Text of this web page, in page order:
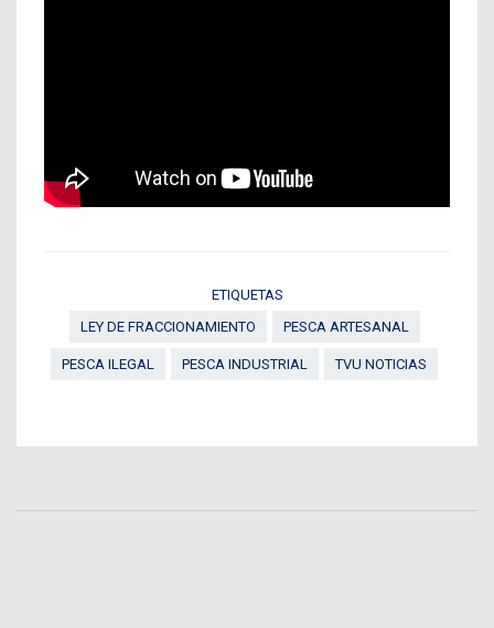
ETIQUETAS
LEY DE FRACCIONAMIENTO
PESCA ARTESANAL
PESCA ILEGAL PESCA INDUSTRIAL TVU NOTICIAS